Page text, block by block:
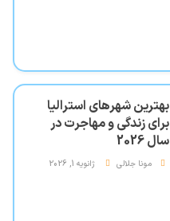
بهترین شهرهای استرالیا
برای زندگی و مهاجرت در
سال 2026
مونا جلالی ژانویه 1, 2026